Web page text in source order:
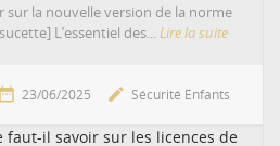
sur la nouvelle version de la norme
L’essentiel des...Lire la suite
 23/06/2025  Sécurité Enfants